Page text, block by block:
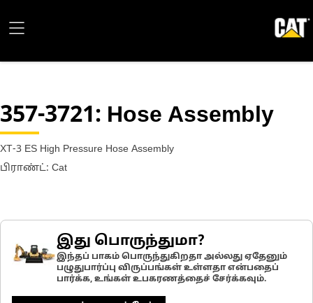
357-3721: Hose Assembly
XT-3 ES High Pressure Hose Assembly
பிராண்ட்: Cat
இது பொருந்துமா?
இந்தப் பாகம் பொருந்துகிறதா அல்லது ஏதேனும்
பழுதுபார்ப்பு விருப்பங்கள் உள்ளதா என்பதைப்
பார்க்க, உங்கள் உபகரணத்தைச் சேர்க்கவும்.